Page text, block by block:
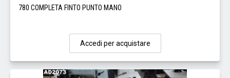
780 COMPLETA FINTO PUNTO MANO
Accedi per acquistare